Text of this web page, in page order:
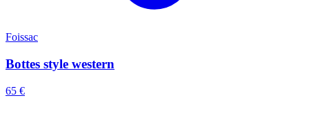
Foissac
Bottes style western
65 €